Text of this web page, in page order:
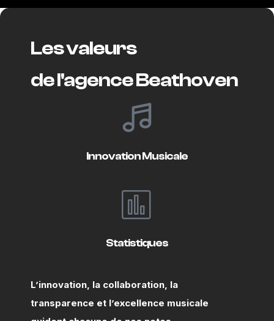
Les valeurs
de l'agence Beathoven
Innovation Musicale
Statistiques
L’innovation, la collaboration, la
transparence et l’excellence musicale